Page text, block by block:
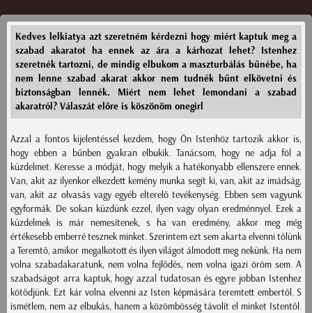
Kedves lelkiatya azt szeretném kérdezni hogy miért kaptuk meg a
szabad akaratot ha ennek az ára a kárhozat lehet? Istenhez
szeretnék tartozni, de mindig elbukom a maszturbálás bűnébe, ha
nem lenne szabad akarat akkor nem tudnék bűnt elkövetni és
biztonságban lennék. Miért nem lehet lemondani a szabad
akaratról? Válaszát előre is köszönöm onegirl
Azzal a fontos kijelentéssel kezdem, hogy Ön Istenhöz tartozik akkor is,
hogy ebben a bűnben gyakran elbukik. Tanácsom, hogy ne adja föl a
küzdelmet. Keresse a módját, hogy melyik a hatékonyabb ellenszere ennek.
Van, akit az ilyenkor elkezdett kemény munka segít ki, van, akit az imádság,
van, akit az olvasás vagy egyéb elterelő tevékenység. Ebben sem vagyunk
egyformák. De sokan küzdünk ezzel, ilyen vagy olyan eredménnyel. Ezek a
küzdelmek is már nemesítenek, s ha van eredmény, akkor meg még
értékesebb emberré tesznek minket. Szerintem ezt sem akarta elvenni tőlünk
a Teremtő, amikor megalkotott és ilyen világot álmodott meg nekünk. Ha nem
volna szabadakaratunk, nem volna fejlődés, nem volna igazi öröm sem. A
szabadságot arra kaptuk, hogy azzal tudatosan és egyre jobban Istenhez
kötődjünk. Ezt kár volna elvenni az Isten képmására teremtett embertől. S
ismétlem, nem az elbukás, hanem a közömbösség távolít el minket Istentől.